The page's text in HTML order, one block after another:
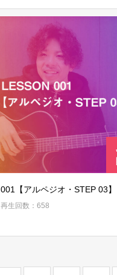
001【アルペジオ・STEP 03】
再生回数：658